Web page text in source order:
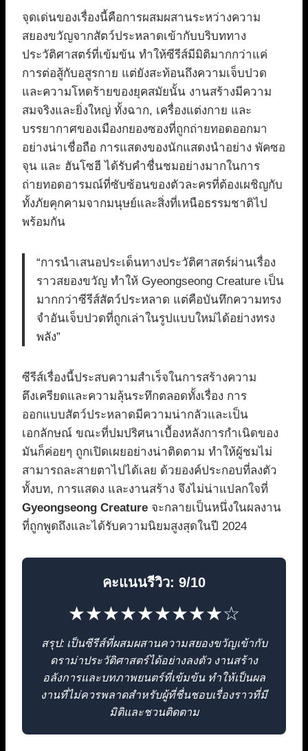
จุดเด่นของเรื่องนี้คือการผสมผสานระหว่างความ
สยองขวัญจากสัตว์ประหลาดเข้ากับบริบททาง
ประวัติศาสตร์ที่เข้มข้น ทำให้ซีรีส์มีมิติมากกว่าแค่
การต่อสู้กับอสูรกาย แต่ยังสะท้อนถึงความเจ็บปวด
และความโหดร้ายของยุคสมัยนั้น งานสร้างมีความ
สมจริงและยิ่งใหญ่ ทั้งฉาก, เครื่องแต่งกาย และ
บรรยากาศของเมืองกยองซองที่ถูกถ่ายทอดออกมา
อย่างน่าเชื่อถือ การแสดงของนักแสดงนำอย่าง พัคซอ
จุน และ ฮันโซฮี ได้รับคำชื่นชมอย่างมากในการ
ถ่ายทอดอารมณ์ที่ซับซ้อนของตัวละครที่ต้องเผชิญกับ
ทั้งภัยคุกคามจากมนุษย์และสิ่งที่เหนือธรรมชาติไป
พร้อมกัน
“การนำเสนอประเด็นทางประวัติศาสตร์ผ่านเรื่อง
ราวสยองขวัญ ทำให้ Gyeongseong Creature เป็น
มากกว่าซีรีส์สัตว์ประหลาด แต่คือบันทึกความทรง
จำอันเจ็บปวดที่ถูกเล่าในรูปแบบใหม่ได้อย่างทรง
พลัง”
ซีรีส์เรื่องนี้ประสบความสำเร็จในการสร้างความ
ตึงเครียดและความลุ้นระทึกตลอดทั้งเรื่อง การ
ออกแบบสัตว์ประหลาดมีความน่ากลัวและเป็น
เอกลักษณ์ ขณะที่ปมปริศนาเบื้องหลังการกำเนิดของ
มันก็ค่อยๆ ถูกเปิดเผยอย่างน่าติดตาม ทำให้ผู้ชมไม่
สามารถละสายตาไปได้เลย ด้วยองค์ประกอบที่ลงตัว
ทั้งบท, การแสดง และงานสร้าง จึงไม่น่าแปลกใจที่
Gyeongseong Creature จะกลายเป็นหนึ่งในผลงาน
ที่ถูกพูดถึงและได้รับความนิยมสูงสุดในปี 2024
คะแนนรีวิว: 9/10
★★★★★★★★★☆
สรุป: เป็นซีรีส์ที่ผสมผสานความสยองขวัญเข้ากับ
ดราม่าประวัติศาสตร์ได้อย่างลงตัว งานสร้าง
อลังการและบทภาพยนตร์ที่เข้มข้น ทำให้เป็นผล
งานที่ไม่ควรพลาดสำหรับผู้ที่ชื่นชอบเรื่องราวที่มี
มิติและชวนติดตาม